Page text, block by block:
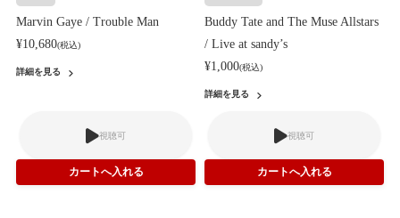
Marvin Gaye / Trouble Man
¥10,680(税込)
詳細を見る
視聴可
Buddy Tate and The Muse Allstars
/ Live at sandy’s
¥1,000(税込)
詳細を見る
視聴可